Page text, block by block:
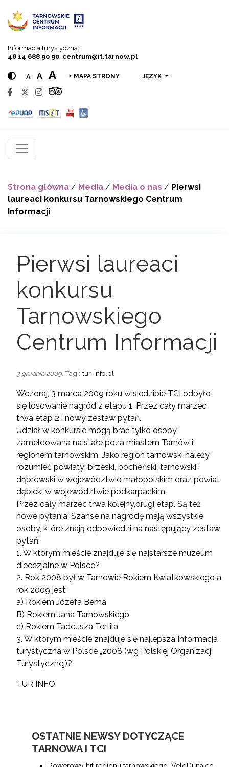
Informacja turystyczna:
48 14 688 90 90 centrum@it.tarnow.pl
A A A MAPA STRONY JĘZYK
Strona główna / Media / Media o nas / Pierwsi
laureaci konkursu Tarnowskiego Centrum
Informacji
Pierwsi laureaci
konkursu
Tarnowskiego
Centrum Informacji
3 grudnia 2009 , Tagi: tur-info.pl
Wczoraj, 3 marca 2009 roku w siedzibie TCI odbyło
się losowanie nagród z etapu 1. Przez cały marzec
trwa etap 2 i nowy zestaw pytań.
Udział w konkursie mogą brać tylko osoby
zameldowana na stałe poza miastem Tarnów i
regionem tarnowskim. Jako region tarnowski należy
rozumieć powiaty: brzeski, bocheński, tarnowski i
dąbrowski w województwie małopolskim oraz powiat
dębicki w województwie podkarpackim.
Przez cały marzec trwa kolejny,drugi etap. Są też
nowe pytania. Szanse na nagrodę mają wszystkie
osoby, które znają odpowiedzi na następujący zestaw
pytań:
1. W którym mieście znajduje się najstarsze muzeum
diecezjalne w Polsce?
2. Rok 2008 był w Tarnowie Rokiem Kwiatkowskiego a
rok 2009 jest:
a) Rokiem Józefa Bema
B) Rokiem Jana Tarnowskiego
c) Rokiem Tadeusza Tertila
3. W którym mieście znajduje się najlepsza Informacja
turystyczna w Polsce „2008 (wg Polskiej Organizacji
Turystycznej)?
TUR INFO
OSTATNIE NEWSY DOTYCZĄCE
TARNOWA I TCI